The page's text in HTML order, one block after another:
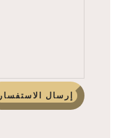
إرسال الاستفسار